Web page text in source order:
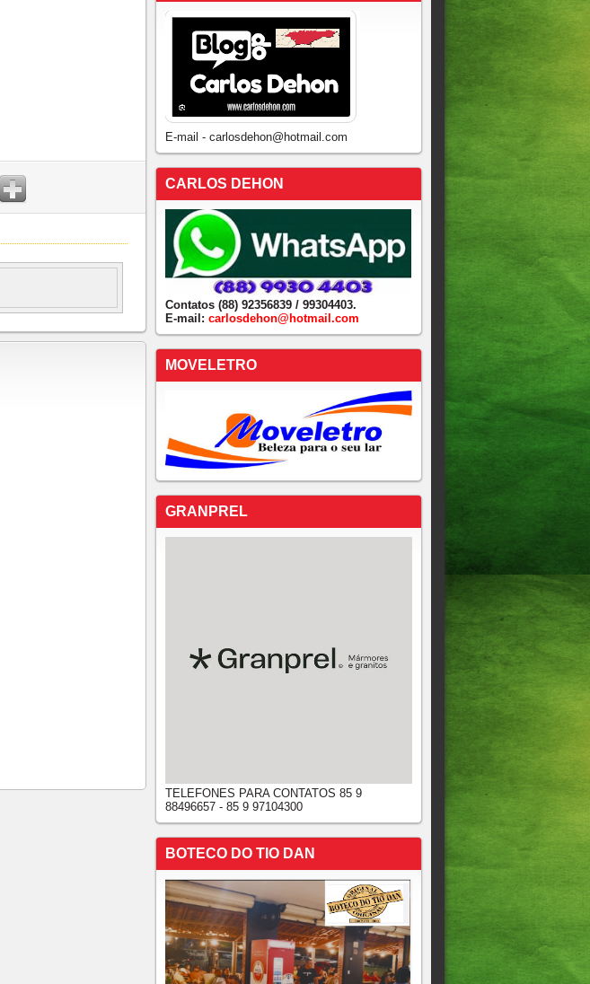
E-mail - carlosdehon@hotmail.com
CARLOS DEHON
Contatos (88) 92356839 / 99304403.
E-mail: carlosdehon@hotmail.com
MOVELETRO
GRANPREL
TELEFONES PARA CONTATOS 85 9
88496657 - 85 9 97104300
BOTECO DO TIO DAN